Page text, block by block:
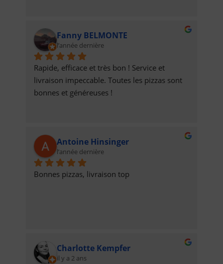
Fanny BELMONTE
l’année dernière
Rapide, efficace et très bon ! Service et
livraison impeccable. Toutes les pizzas sont
bonnes et généreuses !
Antoine Hinsinger
l’année dernière
Bonnes pizzas, livraison top
Charlotte Kempfer
il y a 2 ans